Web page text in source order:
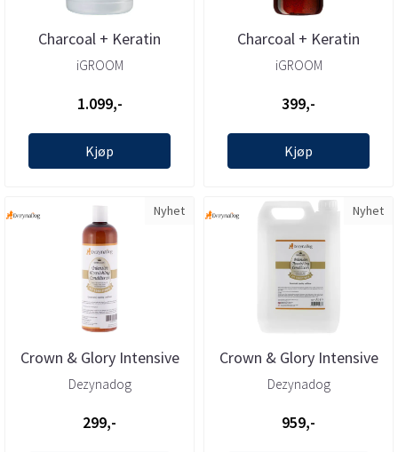
Charcoal + Keratin
Conditioner 3,78l,
iGROOM
1.099,-
Kjøp
Charcoal + Keratin
Conditioner 473ml,
iGROOM
399,-
Kjøp
Nyhet
Crown & Glory Intensive
Conditioner 450ml, ...
Dezynadog
299,-
Nyhet
Crown & Glory Intensive
Conditioner 5L,
Dezynadog
959,-